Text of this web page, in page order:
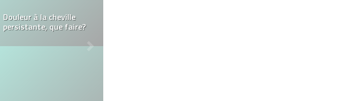
Microsoft 365 : Lequel
devez-vous utiliser ?